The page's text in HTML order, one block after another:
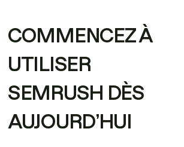
COMMENCEZ À
UTILISER
SEMRUSH DÈS
AUJOURD’HUI